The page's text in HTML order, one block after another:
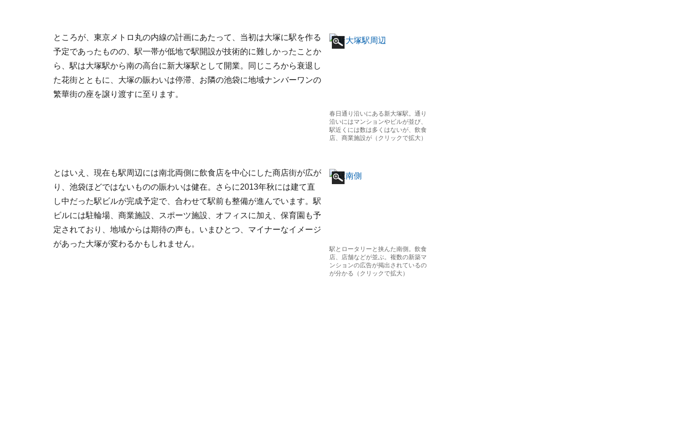
春日通り沿いにある新大塚駅。通り
沿いにはマンションやビルが並び、
駅近くには数は多くはないが、飲食
店、商業施設が（クリックで拡大）
ところが、東京メトロ丸の内線の計画にあたって、当初は大塚に駅を作る
予定であったものの、駅一帯が低地で駅開設が技術的に難しかったことか
ら、駅は大塚駅から南の高台に新大塚駅として開業。同じころから衰退し
た花街とともに、大塚の賑わいは停滞、お隣の池袋に地域ナンバーワンの
繁華街の座を譲り渡すに至ります。
駅とロータリーと挟んた南側。飲食
店、店舗などが並ぶ。複数の新築マ
ンションの広告が掲出されているの
が分かる（クリックで拡大）
とはいえ、現在も駅周辺には南北両側に飲食店を中心にした商店街が広が
り、池袋ほどではないものの賑わいは健在。さらに2013年秋には建て直
し中だった駅ビルが完成予定で、合わせて駅前も整備が進んでいます。駅
ビルには駐輪場、商業施設、スポーツ施設、オフィスに加え、保育園も予
定されており、地域からは期待の声も。いまひとつ、マイナーなイメージ
があった大塚が変わるかもしれません。